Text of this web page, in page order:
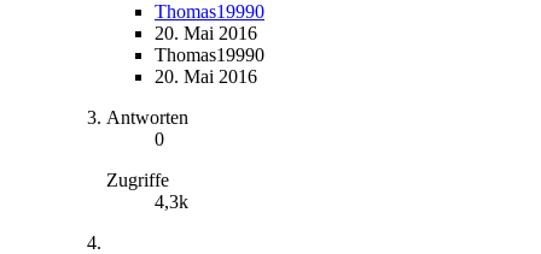
Thomas19990
20. Mai 2016
Thomas19990
20. Mai 2016
Antworten
0
Zugriffe
4,3k